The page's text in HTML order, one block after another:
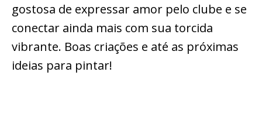
gostosa de expressar amor pelo clube e se
conectar ainda mais com sua torcida
vibrante. Boas criações e até as próximas
ideias para pintar!